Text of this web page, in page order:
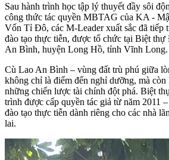
Sau hành trình học tập lý thuyết đầy sôi
công thức tác quyền MBTAG của KA -
Vốn Tỉ Đô, các M-Leader xuất sắc đã tiếp
đào tạo thực tiễn, được tổ chức tại Biệt
An Bình, huyện Long Hồ, tỉnh Vĩnh Long.
Cù Lao An Bình – vùng đất trù phú giữa
không chỉ là điểm đến nghỉ dưỡng, mà
những chiến lược tài chính đột phá. Biệt
trình được cấp quyền tác giả từ năm 2011
đào tạo thực tiễn dành riêng cho các nhà
lai.